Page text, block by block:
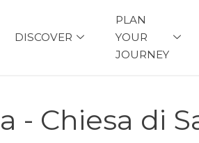
DISCOVER
PLAN
YOUR
JOURNEY
- Chiesa di